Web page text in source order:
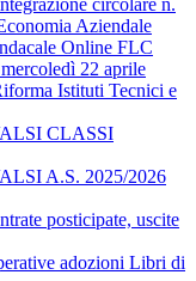
circolare n.
Aziendale
Online FLC
22 aprile
Istituti Tecnici e
CLASSI
A.S. 2025/2026
posticipate, uscite
adozioni Libri di